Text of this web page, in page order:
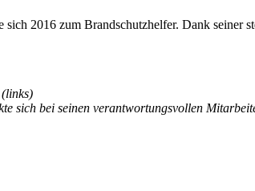
2016 zum Brandschutzhelfer. Dank seiner
sich bei seinen verantwortungsvollen